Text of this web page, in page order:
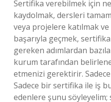
Sertifika verebilmek için
kaydolmak, dersleri
veya projelere katılmak
başarıyla geçmek,
gereken adımlardan
kurum tarafından
etmenizi gerektirir.
Sadece bir sertifika ile iş
edenlere şunu